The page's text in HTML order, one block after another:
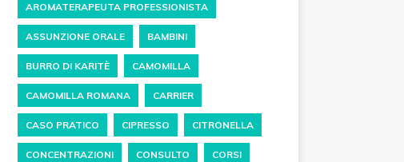
AROMATERAPEUTA PROFESSIONISTA
ASSUNZIONE ORALE BAMBINI
BURRO DI KARITÈ CAMOMILLA
CAMOMILLA ROMANA CARRIER
CASO PRATICO CIPRESSO CITRONELLA
CONCENTRAZIONI CONSULTO CORSI